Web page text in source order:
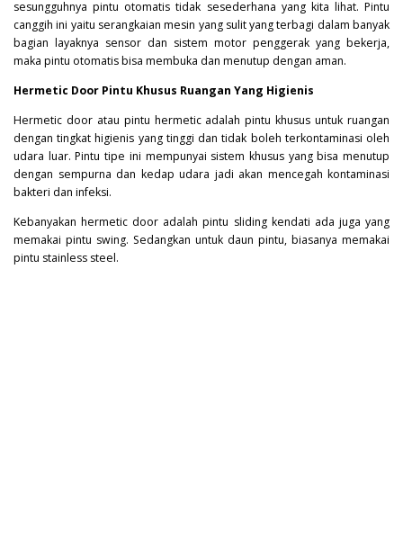
sesungguhnya pintu otomatis tidak sesederhana yang kita lihat. Pintu
canggih ini yaitu serangkaian mesin yang sulit yang terbagi dalam banyak
bagian layaknya sensor dan sistem motor penggerak yang bekerja,
maka pintu otomatis bisa membuka dan menutup dengan aman.
Hermetic Door Pintu Khusus Ruangan Yang Higienis
Hermetic door atau pintu hermetic adalah pintu khusus untuk ruangan
dengan tingkat higienis yang tinggi dan tidak boleh terkontaminasi oleh
udara luar. Pintu tipe ini mempunyai sistem khusus yang bisa menutup
dengan sempurna dan kedap udara jadi akan mencegah kontaminasi
bakteri dan infeksi.
Kebanyakan hermetic door adalah pintu sliding kendati ada juga yang
memakai pintu swing. Sedangkan untuk daun pintu, biasanya memakai
pintu stainless steel.